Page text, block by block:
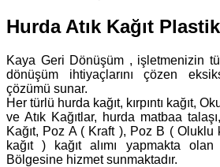
Hurda Atık Kağıt Plastik
Kaya Geri Dönüşüm , işletmenizin
dönüşüm ihtiyaçlarını çözen
çözümü sunar.
Her türlü hurda kağıt, kırpıntı kağıt,
ve Atık Kağıtlar, hurda matbaa
Kağıt, Poz A ( Kraft ), Poz B ( Oluklu
kağıt ) kağıt alımı yapmakta
Bölgesine hizmet sunmaktadır.